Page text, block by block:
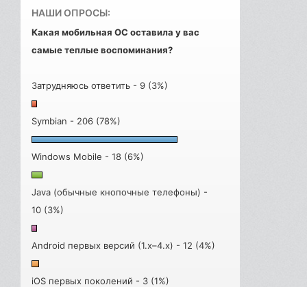
НАШИ ОПРОСЫ:
Какая мобильная ОС оставила у вас
самые теплые воспоминания?
Затрудняюсь ответить - 9 (3%)
Symbian - 206 (78%)
Windows Mobile - 18 (6%)
Java (обычные кнопочные телефоны) -
10 (3%)
Android первых версий (1.x–4.x) - 12 (4%)
iOS первых поколений - 3 (1%)